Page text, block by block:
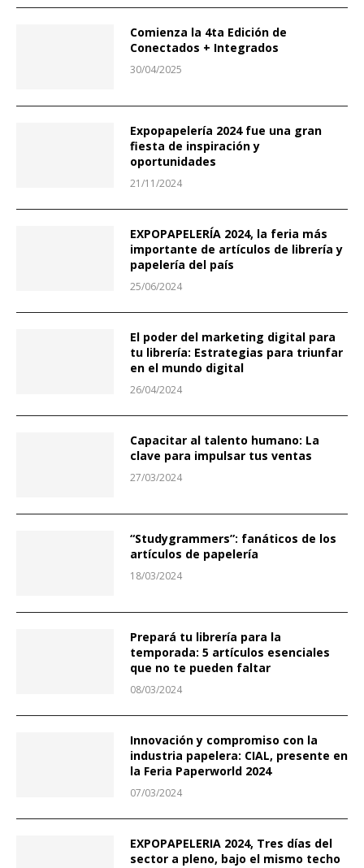
Comienza la 4ta Edición de
Conectados + Integrados
30/04/2025
Expopapelería 2024 fue una gran
fiesta de inspiración y
oportunidades
21/11/2024
EXPOPAPELERÍA 2024, la feria más
importante de artículos de librería y
papelería del país
25/06/2024
El poder del marketing digital para
tu librería: Estrategias para triunfar
en el mundo digital
26/04/2024
Capacitar al talento humano: La
clave para impulsar tus ventas
27/03/2024
“Studygrammers”: fanáticos de los
artículos de papelería
18/03/2024
Prepará tu librería para la
temporada: 5 artículos esenciales
que no te pueden faltar
08/03/2024
Innovación y compromiso con la
industria papelera: CIAL, presente en
la Feria Paperworld 2024
07/03/2024
EXPOPAPELERIA 2024, Tres días del
sector a pleno, bajo el mismo techo